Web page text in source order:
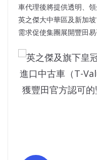
車代理後將提供透明、
英之傑大中華區及新加
需求促使集團展開豐田易